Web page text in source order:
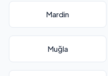
Mardin
Muğla